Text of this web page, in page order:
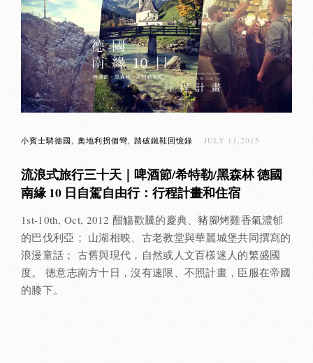
小賓士騁德國 奧地利拐個彎 踏破鐵鞋回憶錄 JULY 11,2015
流浪式旅行三十天｜啤酒節/希特勒/黑森林 德國
南緣 10 日自駕自由行：行程計畫和住宿
1st-10th, Oct, 2012 酣觴歡騰的慶典、豬腳烤雞香氣濃郁
的巴伐利亞； 山湖相映、古老教堂與華麗城堡共同撰寫的
浪漫童話； 古舊與現代，自然或人文百樣迷人的繁盛國
度。 德意志南方十日，沒有速限、不照計畫，臣服在帝國
的膝下。